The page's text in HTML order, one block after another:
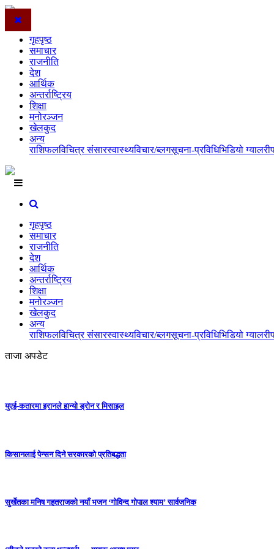
गृहपृष्ठ
समाचार
राजनीति
देश
आर्थिक
अन्तर्राष्ट्रिय
शिक्षा
मनोरञ्जन
खेलकुद
अन्य
राशिफलविचित्र संसारस्वास्थ्यविचार/ब्लगसूचना-प्रविधिभिडियो ग्यालरी
गृहपृष्ठ
समाचार
राजनीति
देश
आर्थिक
अन्तर्राष्ट्रिय
शिक्षा
मनोरञ्जन
खेलकुद
अन्य
राशिफलविचित्र संसारस्वास्थ्यविचार/ब्लगसूचना-प्रविधिभिडियो ग्यालरी
ताजा अपडेट
युएई-कतारमा इरानले हान्यो ड्रोन र मिसाइल
किसानलाई पेन्सन दिने सरकारको प्रतिबद्धता
सुर्खेतका मनिष गहतराजको नयाँ भजन ‘गोविन्द गोपाल श्याम’ सार्वजनिक